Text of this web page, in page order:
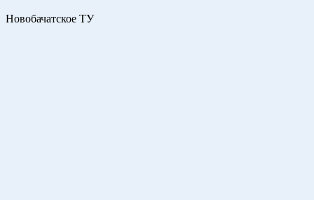
Новобачатское ТУ